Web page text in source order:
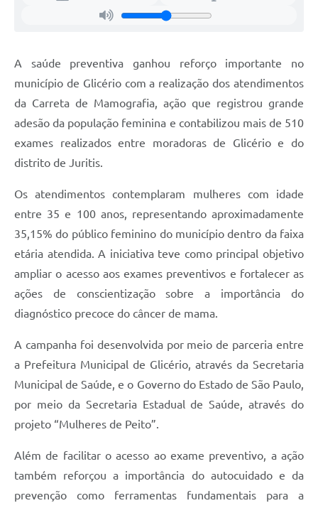
A saúde preventiva ganhou reforço importante no
município de Glicério com a realização dos atendimentos
da Carreta de Mamografia, ação que registrou grande
adesão da população feminina e contabilizou mais de 510
exames realizados entre moradoras de Glicério e do
distrito de Juritis.
Os atendimentos contemplaram mulheres com idade
entre 35 e 100 anos, representando aproximadamente
35,15% do público feminino do município dentro da faixa
etária atendida. A iniciativa teve como principal objetivo
ampliar o acesso aos exames preventivos e fortalecer as
ações de conscientização sobre a importância do
diagnóstico precoce do câncer de mama.
A campanha foi desenvolvida por meio de parceria entre
a Prefeitura Municipal de Glicério, através da Secretaria
Municipal de Saúde, e o Governo do Estado de São Paulo,
por meio da Secretaria Estadual de Saúde, através do
projeto “Mulheres de Peito”.
Além de facilitar o acesso ao exame preventivo, a ação
também reforçou a importância do autocuidado e da
prevenção como ferramentas fundamentais para a